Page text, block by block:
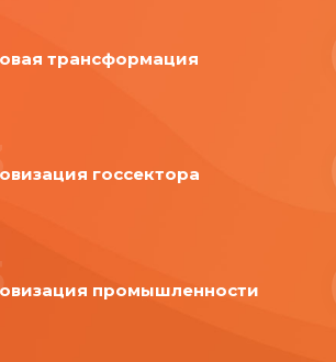
трансформация
госсектора
промышленности